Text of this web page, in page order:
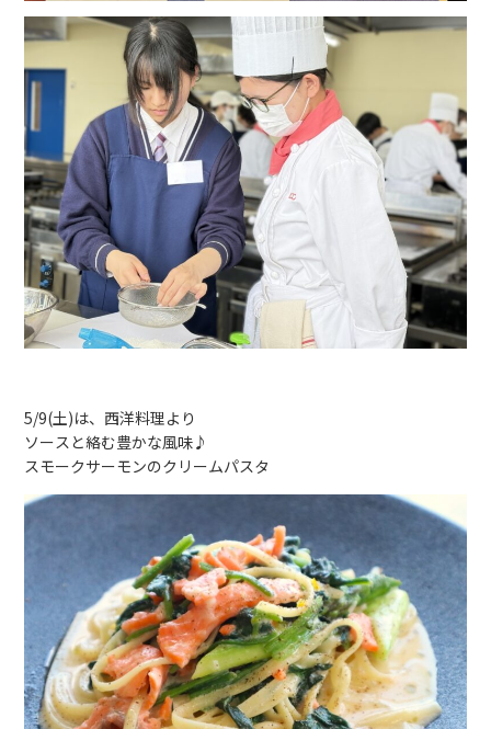
5/9(土)は、西洋料理より
ソースと絡む豊かな風味♪
スモークサーモンのクリームパスタ